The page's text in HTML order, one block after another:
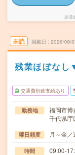
派遣
未読 掲載日 2026/08/
残業ほぼなし
交通費別途支給あり
勤務地
福岡市博
千代県庁
曜日頻度 月～金／
時間 09:00-